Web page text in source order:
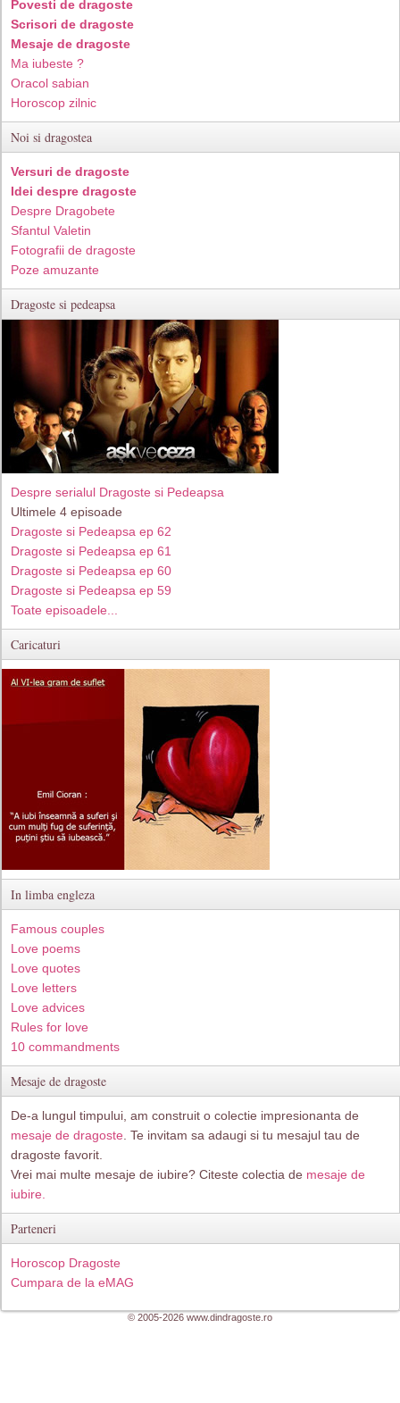
Povesti de dragoste
Scrisori de dragoste
Mesaje de dragoste
Ma iubeste ?
Oracol sabian
Horoscop zilnic
Noi si dragostea
Versuri de dragoste
Idei despre dragoste
Despre Dragobete
Sfantul Valetin
Fotografii de dragoste
Poze amuzante
Dragoste si pedeapsa
Despre serialul Dragoste si Pedeapsa
Ultimele 4 episoade
Dragoste si Pedeapsa ep 62
Dragoste si Pedeapsa ep 61
Dragoste si Pedeapsa ep 60
Dragoste si Pedeapsa ep 59
Toate episoadele...
Caricaturi
In limba engleza
Famous couples
Love poems
Love quotes
Love letters
Love advices
Rules for love
10 commandments
Mesaje de dragoste
De-a lungul timpului, am construit o colectie impresionanta de
mesaje de dragoste . Te invitam sa adaugi si tu mesajul tau de
dragoste favorit.
Vrei mai multe mesaje de iubire? Citeste colectia de mesaje de
iubire.
Parteneri
Horoscop Dragoste
Cumpara de la eMAG
© 2005-2026 www.dindragoste.ro